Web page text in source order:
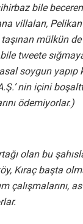
bile
villaları,
mülkün
tweete
soygun yapıp
nin içini
ödemiyorlar.)
olan bu
Kıraç başta
çalışmalarını,